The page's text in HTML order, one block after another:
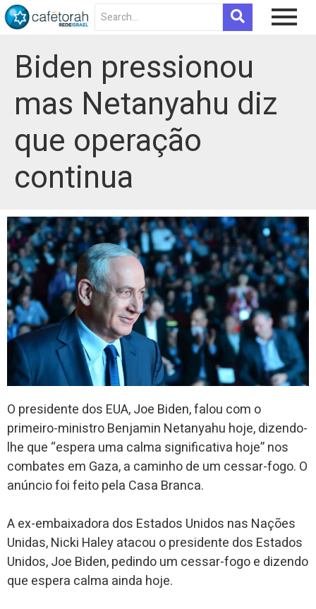
Biden pressionou
mas Netanyahu diz
que operação
continua
O presidente dos EUA, Joe Biden, falou com o
primeiro-ministro Benjamin Netanyahu hoje, dizendo-
lhe que “espera uma calma significativa hoje” nos
combates em Gaza, a caminho de um cessar-fogo. O
anúncio foi feito pela Casa Branca.
A ex-embaixadora dos Estados Unidos nas Nações
Unidas, Nicki Haley atacou o presidente dos Estados
Unidos, Joe Biden, pedindo um cessar-fogo e dizendo
que espera calma ainda hoje.